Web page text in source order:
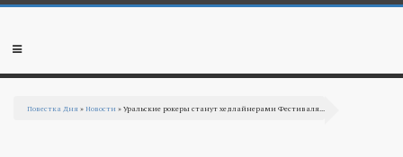
Перейти к основному содержанию
Мобильное
Повестка Дня »Новости » Уральские рокеры станут хедлайнерами Фестиваля...